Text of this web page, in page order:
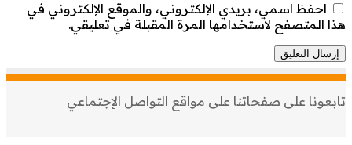
احفظ اسمي، بريدي الإلكتروني، والموقع الإلكتروني في
هذا المتصفح لاستخدامها المرة المقبلة في تعليقي.
تابعونا على صفحاتنا على مواقع التواصل الإجتماعي